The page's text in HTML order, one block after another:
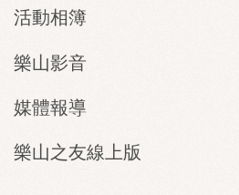
活動相簿
樂山影音
媒體報導
樂山之友線上版